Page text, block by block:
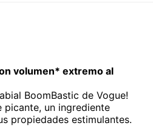
volumen* extremo al
BoomBastic de Vogue!
picante, un ingrediente
propiedades estimulantes.